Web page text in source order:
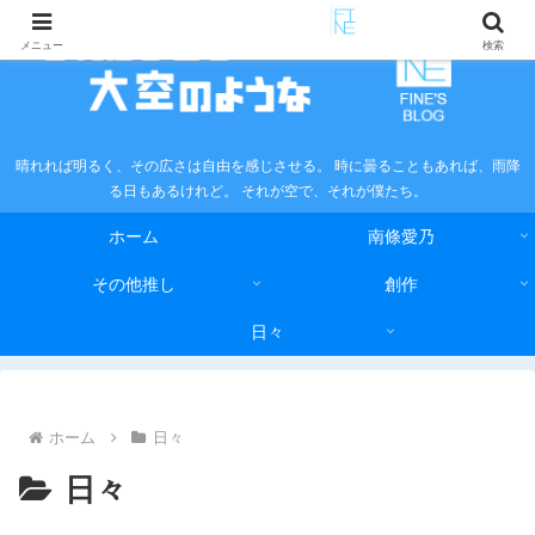
晴れれば明るく、その広さは自由を感じさせる。 時に曇ることもあれば、雨降
る日もあるけれど。 それが空で、それが僕たち。
ホーム 南條愛乃
その他推し 創作
日々
ホーム 日々
日々
メニュー 検索